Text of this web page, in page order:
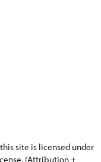
site is licensed under
. (Attribution +